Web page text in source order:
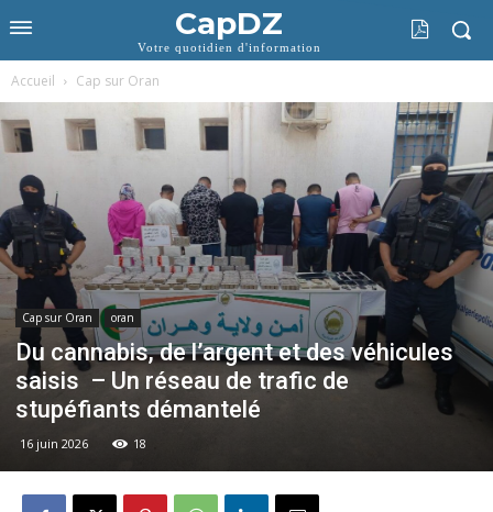
CapDZ
Votre quotidien d'information
Accueil Cap sur Oran
Cap sur Oran oran
Du cannabis, de l’argent et des véhicules
saisis – Un réseau de trafic de
stupéfiants démantelé
16 juin 2026 18